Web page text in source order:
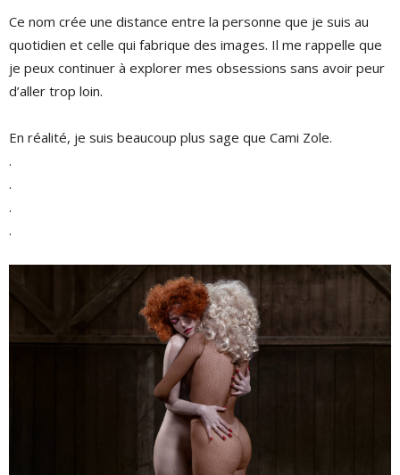
Ce nom crée une distance entre la personne que je suis au
quotidien et celle qui fabrique des images. Il me rappelle que
je peux continuer à explorer mes obsessions sans avoir peur
d’aller trop loin.
En réalité, je suis beaucoup plus sage que Cami Zole.
.
.
.
.